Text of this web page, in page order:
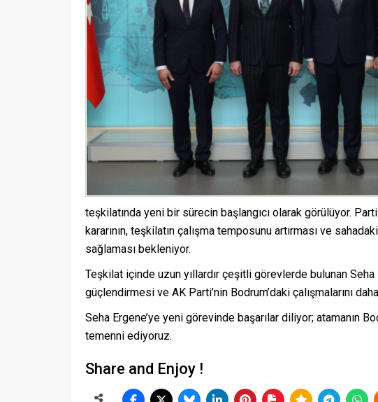
teşkilatında yeni bir sürecin başlangıcı olarak görülüyor.
kararının, teşkilatın çalışma temposunu artırması ve
sağlaması bekleniyor.
Teşkilat içinde uzun yıllardır çeşitli görevlerde bulunan
güçlendirmesi ve AK Parti’nin Bodrum’daki çalışmalarını
Seha Ergene’ye yeni görevinde başarılar diliyor; atamanın
temenni ediyoruz.
Share and Enjoy !